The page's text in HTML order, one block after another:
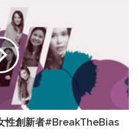
性創新者#BreakTheBias